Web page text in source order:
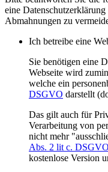
eine
Abmahnungen zu
Ich betreibe eine
Sie benötigen eine
Webseite wird
welche ein
DSGVO darstellt
Das gilt auch für
Verarbeitung von
nicht mehr
Abs. 2 lit c. DSGVO
kostenlose Version